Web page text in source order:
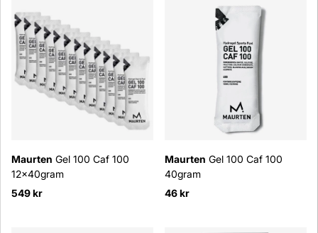
Maurten Gel 100 Caf 100
12x40gram
549 kr
Maurten Gel 100 Caf 100
40gram
46 kr